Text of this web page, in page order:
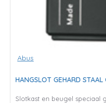
Abus
HANGSLOT GEHARD
Slotkast en beugel speciaal